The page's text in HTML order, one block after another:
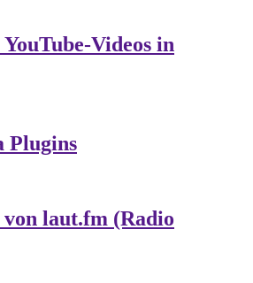
Videos in
Plugins
laut.fm (Radio